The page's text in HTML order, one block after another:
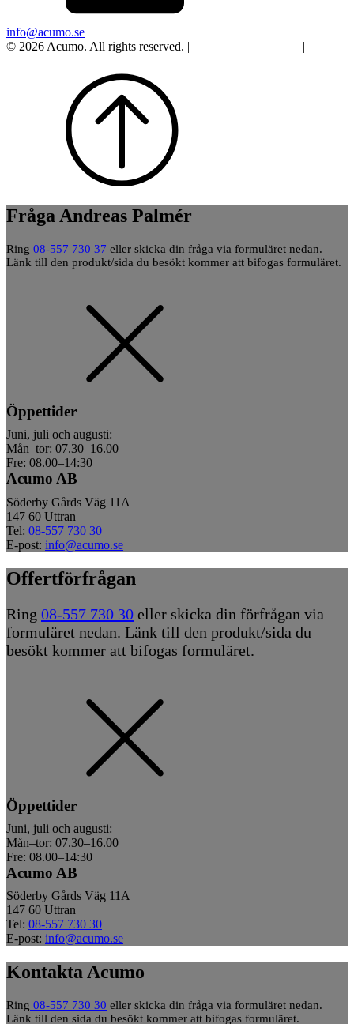
info@acumo.se
© 2026 Acumo. All rights reserved. |
|
Fråga Andreas Palmér
Ring 08-557 730 37 eller skicka din fråga via formuläret nedan.
Länk till den produkt/sida du besökt kommer att bifogas formuläret.
Öppettider
Juni, juli och augusti:
Mån–tor: 07.30–16.00
Fre: 08.00–14:30
Acumo AB
Söderby Gårds Väg 11A
147 60 Uttran
Tel: 08-557 730 30
E-post: info@acumo.se
Offertförfrågan
Ring 08-557 730 30 eller skicka din förfrågan via
formuläret nedan. Länk till den produkt/sida du
besökt kommer att bifogas formuläret.
Öppettider
Juni, juli och augusti:
Mån–tor: 07.30–16.00
Fre: 08.00–14:30
Acumo AB
Söderby Gårds Väg 11A
147 60 Uttran
Tel: 08-557 730 30
E-post: info@acumo.se
Kontakta Acumo
Ring 08-557 730 30 eller skicka din fråga via formuläret nedan.
Länk till den sida du besökt kommer att bifogas formuläret.